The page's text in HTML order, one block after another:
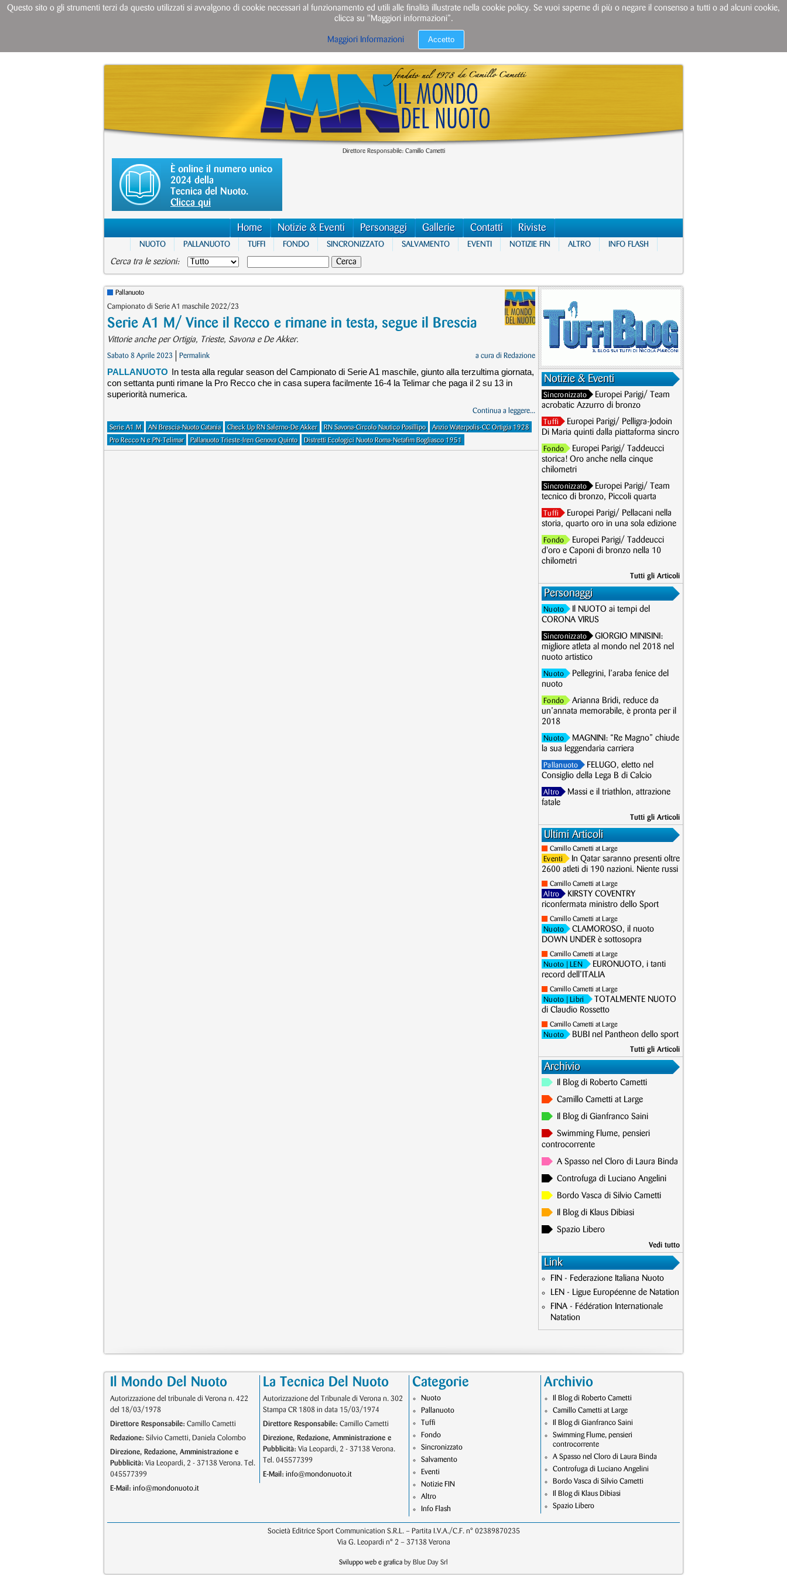
Direttore Responsabile: Camillo Cametti
È online il numero unico
2024 della
Tecnica del Nuoto.
Clicca qui
Home Notizie & Eventi Personaggi Gallerie Contatti Riviste
NUOTO PALLANUOTO TUFFI FONDO SINCRONIZZATO SALVAMENTO EVENTI NOTIZIE FIN ALTRO INFO FLASH
Cerca tra le sezioni:
Pallanuoto
Campionato di Serie A1 maschile 2022/23
Serie A1 M/ Vince il Recco e rimane in testa, segue il Brescia
Vittorie anche per Ortigia, Trieste, Savona e De Akker.
Sabato 8 Aprile 2023 Permalink a cura di Redazione
PALLANUOTO In testa alla regular season del Campionato di Serie A1 maschile, giunto alla terzultima giornata,
con settanta punti rimane la Pro Recco che in casa supera facilmente 16-4 la Telimar che paga il 2 su 13 in
superiorità numerica.
Continua a leggere...
Serie A1 M AN Brescia-Nuoto Catania Check Up RN Salerno-De Akker RN Savona-Circolo Nautico Posillipo
Anzio Waterpolis-CC Ortigia 1928
Pro Recco N e PN-Telimar
Pallanuoto Trieste-Iren Genova Quinto Distretti Ecologici Nuoto Roma-Netafim Bogliasco 1951
Notizie & Eventi
Sincronizzato
Europei Parigi/ Team
acrobatic Azzurro di bronzo
Tuffi
Europei Parigi/ Pelligra-Jodoin
Di Maria quinti dalla piattaforma sincro
Fondo
Europei Parigi/ Taddeucci
storica! Oro anche nella cinque
chilometri
Sincronizzato
Europei Parigi/ Team
tecnico di bronzo, Piccoli quarta
Tuffi
Europei Parigi/ Pellacani nella
storia, quarto oro in una sola edizione
Fondo
Europei Parigi/ Taddeucci
d'oro e Caponi di bronzo nella 10
chilometri
Tutti gli Articoli
Personaggi
Nuoto
Il NUOTO ai tempi del
CORONA VIRUS
Sincronizzato
GIORGIO MINISINI:
migliore atleta al mondo nel 2018 nel
nuoto artistico
Nuoto
Pellegrini, l’araba fenice del
nuoto
Fondo
Arianna Bridi, reduce da
un’annata memorabile, è pronta per il
2018
Nuoto
MAGNINI: “Re Magno” chiude
la sua leggendaria carriera
Pallanuoto
FELUGO, eletto nel
Consiglio della Lega B di Calcio
Altro
Massi e il triathlon, attrazione
fatale
Tutti gli Articoli
Ultimi Articoli
Camillo Cametti at Large
Eventi
In Qatar saranno presenti oltre
2600 atleti di 190 nazioni. Niente russi
Camillo Cametti at Large
Altro
KIRSTY COVENTRY
riconfermata ministro dello Sport
Camillo Cametti at Large
Nuoto
CLAMOROSO, il nuoto
DOWN UNDER è sottosopra
Camillo Cametti at Large
Nuoto | LEN
EURONUOTO, i tanti
record dell’ITALIA
Camillo Cametti at Large
Nuoto | Libri
TOTALMENTE NUOTO
di Claudio Rossetto
Camillo Cametti at Large
Nuoto BUBI nel Pantheon dello sport
Tutti gli Articoli
Archivio
Il Blog di Roberto Cametti
Camillo Cametti at Large
Il Blog di Gianfranco Saini
Swimming Flume, pensieri
controcorrente
A Spasso nel Cloro di Laura Binda
Controfuga di Luciano Angelini
Bordo Vasca di Silvio Cametti
Il Blog di Klaus Dibiasi
Spazio Libero
Vedi tutto
Link
FIN - Federazione Italiana Nuoto
LEN - Ligue Européenne de Natation
FINA - Fédération Internationale
Natation
Il Mondo Del Nuoto
Autorizzazione del tribunale di Verona n. 422
del 18/03/1978
Direttore Responsabile: Camillo Cametti
Redazione: Silvio Cametti, Daniela Colombo
Direzione, Redazione, Amministrazione e
Pubblicità: Via Leopardi, 2 - 37138 Verona. Tel.
045577399
E-Mail: info@mondonuoto.it
La Tecnica Del Nuoto
Autorizzazione del Tribunale di Verona n. 302
Stampa CR 1808 in data 15/03/1974
Direttore Responsabile: Camillo Cametti
Direzione, Redazione, Amministrazione e
Pubblicità: Via Leopardi, 2 - 37138 Verona.
Tel. 045577399
E-Mail: info@mondonuoto.it
Categorie
Nuoto
Pallanuoto
Tuffi
Fondo
Sincronizzato
Salvamento
Eventi
Notizie FIN
Altro
Info Flash
Archivio
Il Blog di Roberto Cametti
Camillo Cametti at Large
Il Blog di Gianfranco Saini
Swimming Flume, pensieri
controcorrente
A Spasso nel Cloro di Laura Binda
Controfuga di Luciano Angelini
Bordo Vasca di Silvio Cametti
Il Blog di Klaus Dibiasi
Spazio Libero
Società Editrice Sport Communication S.R.L. – Partita I.V.A./C.F. n° 02389870235
Via G. Leopardi n° 2 – 37138 Verona
Sviluppo web e grafica by Blue Day Srl
Questo sito o gli strumenti terzi da questo utilizzati si avvalgono di cookie necessari al funzionamento ed utili alle finalità illustrate nella cookie policy. Se vuoi saperne di più o negare il consenso a tutti o ad alcuni cookie,
clicca su "Maggiori informazioni”.
Maggiori Informazioni Accetto